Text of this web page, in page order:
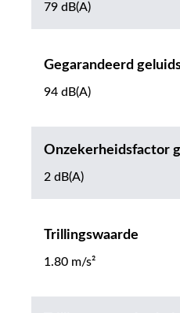
79 dB(A)
Gegarandeerd
94 dB(A)
Onzekerheidsfactor
2 dB(A)
Trillingswaarde
1.80 m/s²